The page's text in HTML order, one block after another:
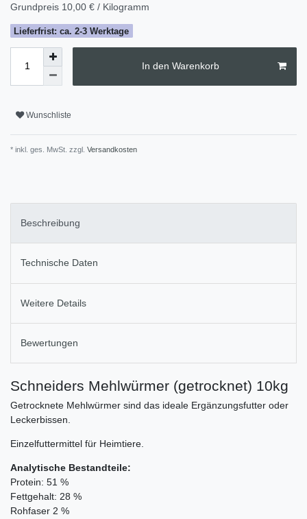
Grundpreis 10,00 € / Kilogramm
Lieferfrist: ca. 2-3 Werktage
In den Warenkorb
Wunschliste
* inkl. ges. MwSt. zzgl. Versandkosten
Beschreibung
Technische Daten
Weitere Details
Bewertungen
Schneiders Mehlwürmer (getrocknet) 10kg
Getrocknete Mehlwürmer sind das ideale Ergänzungsfutter oder
Leckerbissen.
Einzelfuttermittel für Heimtiere.
Analytische Bestandteile:
Protein: 51 %
Fettgehalt: 28 %
Rohfaser 2 %